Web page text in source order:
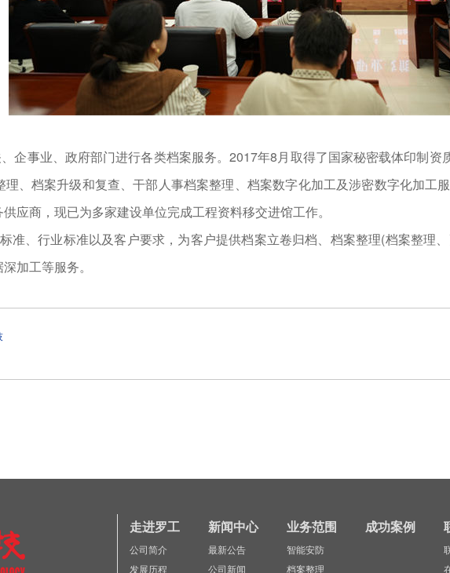
企事业、政府部门进行各类档案服务。2017年8月取得了国家秘密载体印制
、档案升级和复查、干部人事档案整理、档案数字化加工及涉密数字化加工
应商，现已为多家建设单位完成工程资料移交进馆工作。
准、行业标准以及客户要求，为客户提供档案立卷归档、档案整理(档案整理
加工等服务。
走进罗工 新闻中心 业务范围 成功案例
公司简介
发展历程
最新公告
公司新闻
智能安防
档案整理